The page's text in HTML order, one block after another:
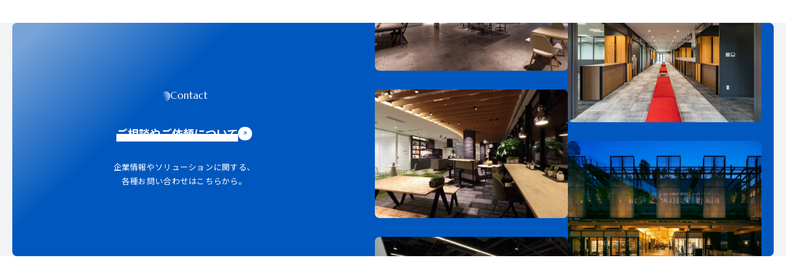
Contact
ご相談やご依頼について
企業情報やソリューションに関する、
各種お問い合わせはこちらから。